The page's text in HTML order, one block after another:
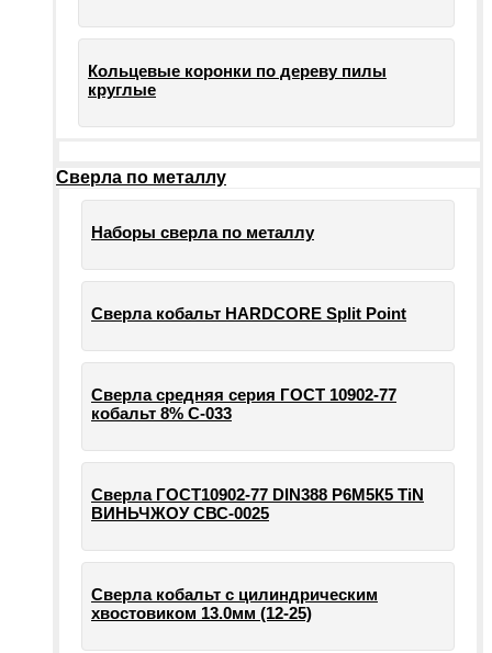
Кольцевые коронки по дереву пилы
круглые
Сверла по металлу
Наборы сверла по металлу
Сверла кобальт HARDCORE Split Point
Сверла средняя серия ГОСТ 10902-77
кобальт 8% С-033
Сверла ГОСТ10902-77 DIN388 Р6М5К5 TiN
ВИНЬЧЖОУ СВС-0025
Сверла кобальт с цилиндрическим
хвостовиком 13.0мм (12-25)